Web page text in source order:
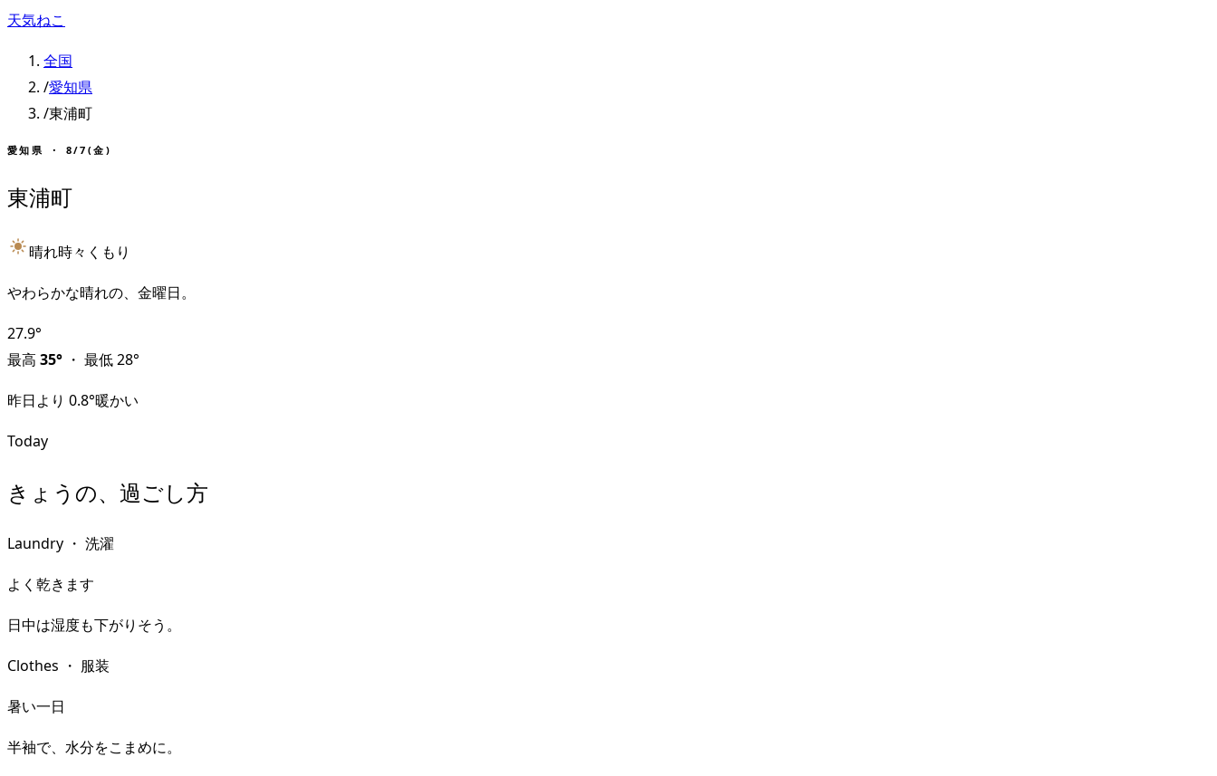
天気ねこ
全国
/愛知県
/東浦町
愛知県 ・ 8/7(金)
東浦町
晴れ時々くもり
やわらかな晴れの、金曜日。
27.9°
最高 35° ・ 最低28°
昨日より 0.8°暖かい
Today
きょうの、過ごし方
Laundry ・ 洗濯
よく乾きます
日中は湿度も下がりそう。
Clothes ・ 服装
暑い一日
半袖で、水分をこまめに。